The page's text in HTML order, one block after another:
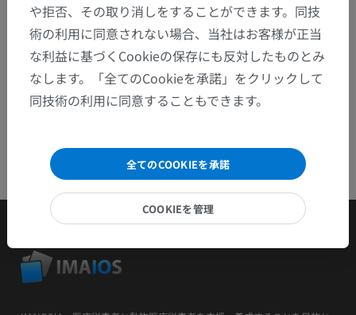
アプリを入手
や拒否、その取り消しをすることができます。同技
術の利用に同意されない場合、当社はお客様が正当
な利益に基づくCookieの保存にも反対したものとみ
なします。「全てのCookieを承諾」をクリックして
同技術の利用に同意することもできます。
全てのCOOKIEを承諾
COOKIEを管理